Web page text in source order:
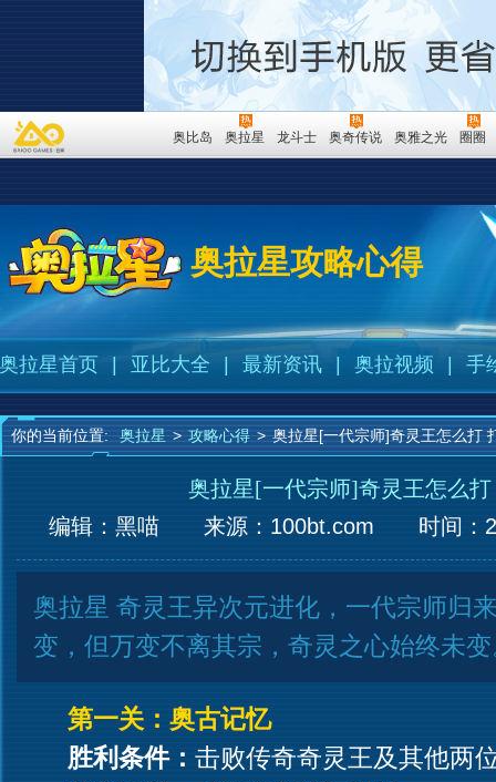
奥比岛 奥拉星 龙斗士 奥奇传说 奥雅之光 圈圈
奥拉星攻略心得
奥拉星首页 亚比大全 最新资讯 奥拉视频 手
你的当前位置: 奥拉星 > 攻略心得 > 奥拉星[一代宗师]奇灵王怎么打
奥拉星[一代宗师]奇灵王怎么
编辑：黑喵
来源： 100bt.com 时间：
奥拉星 奇灵王异次元进化，一代宗师归
变，但万变不离其宗，奇灵之心始终未
第一关：奥古记忆
胜利条件： 击败传奇奇灵王及其他两